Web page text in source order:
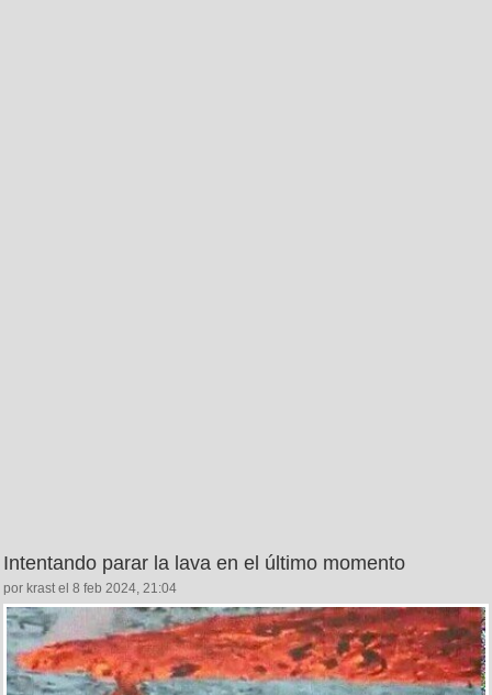
Intentando parar la lava en el último momento
por krast el 8 feb 2024, 21:04